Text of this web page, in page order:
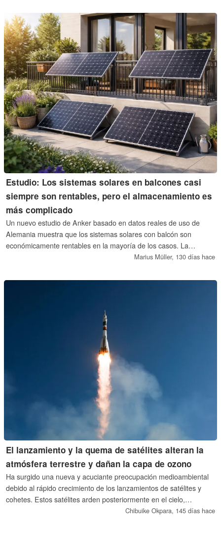
datos de IA que alimentan ChatGPT, Gemini y aplicaciones
similares. En el futuro, los usuarios que no limpien sus datos en
los plazos especificados deberán esperar sanciones económicas o
incluso la eliminación obligatoria de su almacenamiento en la
nube. Sin embargo, un poco más de orden no puede hacer daño
;)
Estudio: Los sistemas solares en balcones casi
siempre son rentables, pero el almacenamiento es
más complicado
Un nuevo estudio de Anker basado en datos reales de uso de
Alemania muestra que los sistemas solares con balcón son
económicamente rentables en la mayoría de los casos. La
ecuación se complica cuando intervienen soluciones de
periodos de garantía más cortos.
Marius Müller, 130 días hace
El lanzamiento y la quema de satélites alteran la
atmósfera terrestre y dañan la capa de ozono
Ha surgido una nueva y acuciante preocupación medioambiental
debido al rápido crecimiento de los lanzamientos de satélites y
cohetes. Estos satélites arden posteriormente en el cielo,
introduciendo contaminantes que pueden afectar a la capa de
Chibuike Okpara, 145 días hace